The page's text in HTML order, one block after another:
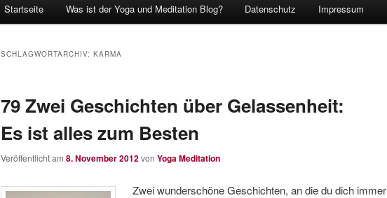
Startseite Was ist der Yoga und Meditation Blog? Datenschutz Impressum
SCHLAGWORTARCHIV: KARMA
79 Zwei Geschichten über Gelassenheit:
Es ist alles zum Besten
Veröffentlicht am 8. November 2012von Yoga Meditation
Zwei wunderschöne Geschichten, an die du dich immer